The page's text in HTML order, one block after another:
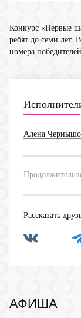
Конкурс «Первые
ребят до семи лет.
номера
Алена
Рассказать
АФИША